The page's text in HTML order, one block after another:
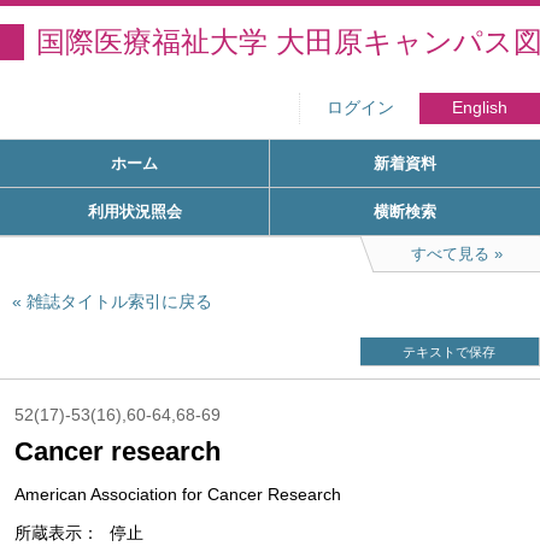
国際医療福祉大学 大田原キャンパス
ログイン English
ホーム 新着資料
利用状況照会 横断検索
すべて見る
雑誌タイトル索引に戻る
テキストで保存
52(17)-53(16),60-64,68-69
Cancer research
American Association for Cancer Research
所蔵表示
停止